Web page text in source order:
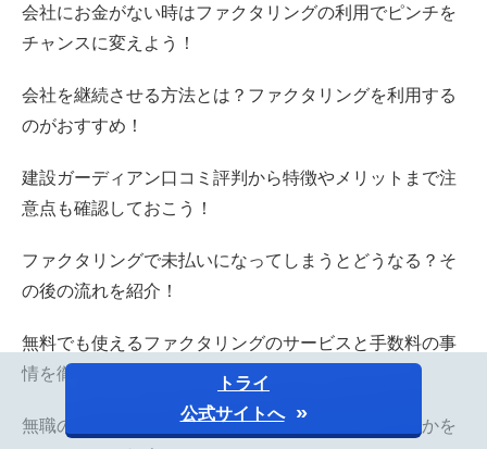
会社にお金がない時はファクタリングの利用でピンチを
チャンスに変えよう！
会社を継続させる方法とは？ファクタリングを利用する
のがおすすめ！
建設ガーディアン口コミ評判から特徴やメリットまで注
意点も確認しておこう！
ファクタリングで未払いになってしまうとどうなる？そ
の後の流れを紹介！
無料でも使えるファクタリングのサービスと手数料の事
情を徹底紹介！
無職の人がファクタリングをするためには何が必要かを
トライ
公式サイトへ